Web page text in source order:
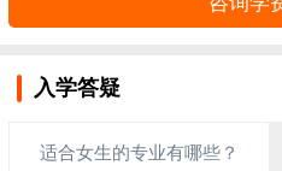
入学答疑
适合女生的专业有哪些？